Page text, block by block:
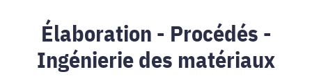
Élaboration - Procédés -
Ingénierie des matériaux